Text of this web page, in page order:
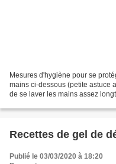
Mesures d'hygiène pour se
mains ci-dessous (petite astuce
de se laver les mains assez
Recettes de gel de
Publié le 03/03/2020 à 18:20